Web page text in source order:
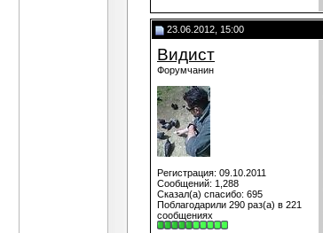
23.06.2012, 15:00
Видист
Форумчанин
Регистрация: 09.10.2011
Сообщений: 1,288
Сказал(а) спасибо: 695
Поблагодарили 290 раз(а) в 221
сообщениях